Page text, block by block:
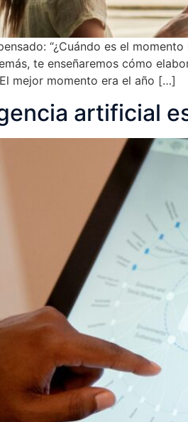
“¿Cuándo es el
te enseñaremos cómo
mejor momento era el año […]
artificial